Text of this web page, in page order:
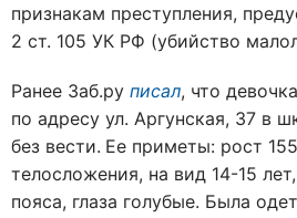
признакам преступления,
2 ст. 105 УК РФ (убийство
Ранее Заб.ру писал, что
по адресу ул. Аргунская, 37 в
без вести. Ее приметы: рост
телосложения, на вид 14-15
пояса, глаза голубые. Была